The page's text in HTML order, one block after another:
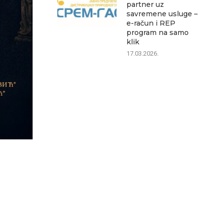
partner uz
savremene usluge –
e-račun i REP
program na samo
klik
17.03.2026.